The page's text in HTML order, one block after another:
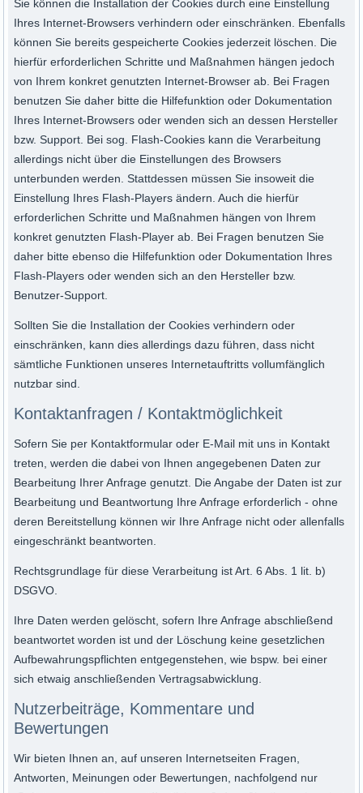
Sie können die Installation der Cookies durch eine Einstellung
Ihres Internet-Browsers verhindern oder einschränken. Ebenfalls
können Sie bereits gespeicherte Cookies jederzeit löschen. Die
hierfür erforderlichen Schritte und Maßnahmen hängen jedoch
von Ihrem konkret genutzten Internet-Browser ab. Bei Fragen
benutzen Sie daher bitte die Hilfefunktion oder Dokumentation
Ihres Internet-Browsers oder wenden sich an dessen Hersteller
bzw. Support. Bei sog. Flash-Cookies kann die Verarbeitung
allerdings nicht über die Einstellungen des Browsers
unterbunden werden. Stattdessen müssen Sie insoweit die
Einstellung Ihres Flash-Players ändern. Auch die hierfür
erforderlichen Schritte und Maßnahmen hängen von Ihrem
konkret genutzten Flash-Player ab. Bei Fragen benutzen Sie
daher bitte ebenso die Hilfefunktion oder Dokumentation Ihres
Flash-Players oder wenden sich an den Hersteller bzw.
Benutzer-Support.
Sollten Sie die Installation der Cookies verhindern oder
einschränken, kann dies allerdings dazu führen, dass nicht
sämtliche Funktionen unseres Internetauftritts vollumfänglich
nutzbar sind.
Kontaktanfragen / Kontaktmöglichkeit
Sofern Sie per Kontaktformular oder E-Mail mit uns in Kontakt
treten, werden die dabei von Ihnen angegebenen Daten zur
Bearbeitung Ihrer Anfrage genutzt. Die Angabe der Daten ist zur
Bearbeitung und Beantwortung Ihre Anfrage erforderlich - ohne
deren Bereitstellung können wir Ihre Anfrage nicht oder allenfalls
eingeschränkt beantworten.
Rechtsgrundlage für diese Verarbeitung ist Art. 6 Abs. 1 lit. b)
DSGVO.
Ihre Daten werden gelöscht, sofern Ihre Anfrage abschließend
beantwortet worden ist und der Löschung keine gesetzlichen
Aufbewahrungspflichten entgegenstehen, wie bspw. bei einer
sich etwaig anschließenden Vertragsabwicklung.
Nutzerbeiträge, Kommentare und
Bewertungen
Wir bieten Ihnen an, auf unseren Internetseiten Fragen,
Antworten, Meinungen oder Bewertungen, nachfolgend nur